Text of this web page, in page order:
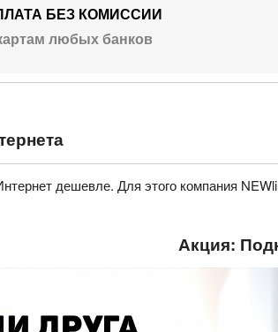
БЕЗ КОМИССИИ
любых банков
дешевле. Для этого компания
Акция: